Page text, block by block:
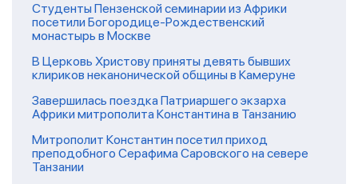
Студенты Пензенской семинарии из Африки
посетили Богородице-Рождественский
монастырь в Москве
В Церковь Христову приняты девять бывших
клириков неканонической общины в Камеруне
Завершилась поездка Патриаршего экзарха
Африки митрополита Константина в Танзанию
Митрополит Константин посетил приход
преподобного Серафима Саровского на севере
Танзании